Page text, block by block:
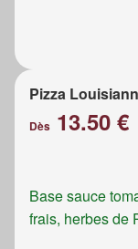
Pizza
Dès 13.50 €
Base sauce
frais, herbes de